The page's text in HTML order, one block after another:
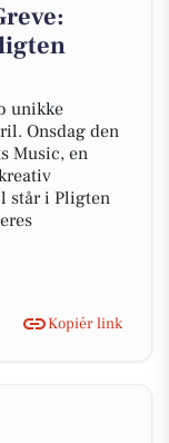
unikke
Onsdag den
Music, en
står i Pligten
Kopiér link